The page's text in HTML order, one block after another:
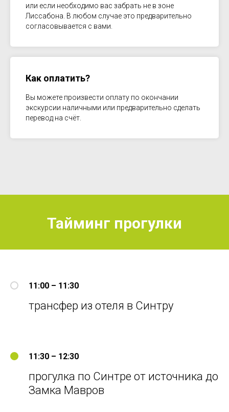
или если необходимо вас забрать не в зоне
Лиссабона. В любом случае это предварительно
согласовывается с вами.
Как оплатить?
Вы можете произвести оплату по окончании
экскурсии наличными или предварительно сделать
перевод на счёт.
Тайминг прогулки
11:00 – 11:30
трансфер из отеля в Синтру
11:30 – 12:30
прогулка по Синтре от источника до
Замка Мавров